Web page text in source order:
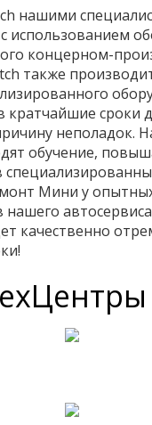
нашими
использованием
концерном-
также
кратчайшие сроки
неполадок.
обучение,
Мини у
нашего
качественно